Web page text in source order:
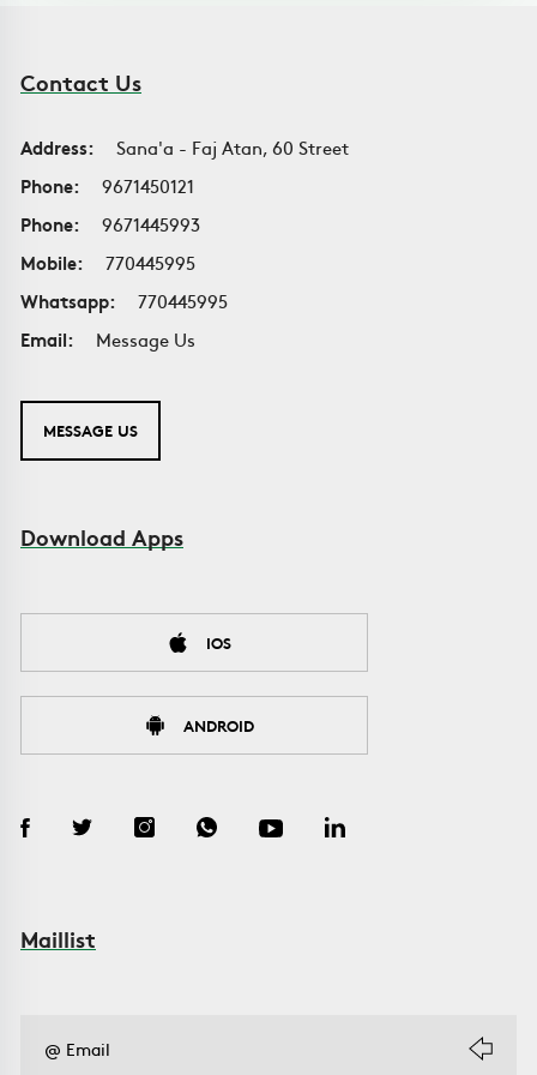
Contact Us
Address:
Sana'a - Faj Atan, 60 Street
Phone:
9671450121
Phone:
9671445993
Mobile:
770445995
Whatsapp:
770445995
Email:
Message Us
MESSAGE US
Download Apps
IOS
ANDROID
Maillist